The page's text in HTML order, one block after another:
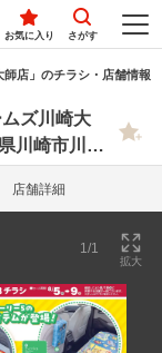
お気に入り さがす
師店」のチラシ・店舗情報
ズ川崎大
川崎市川崎
店舗詳細
1/1
拡大